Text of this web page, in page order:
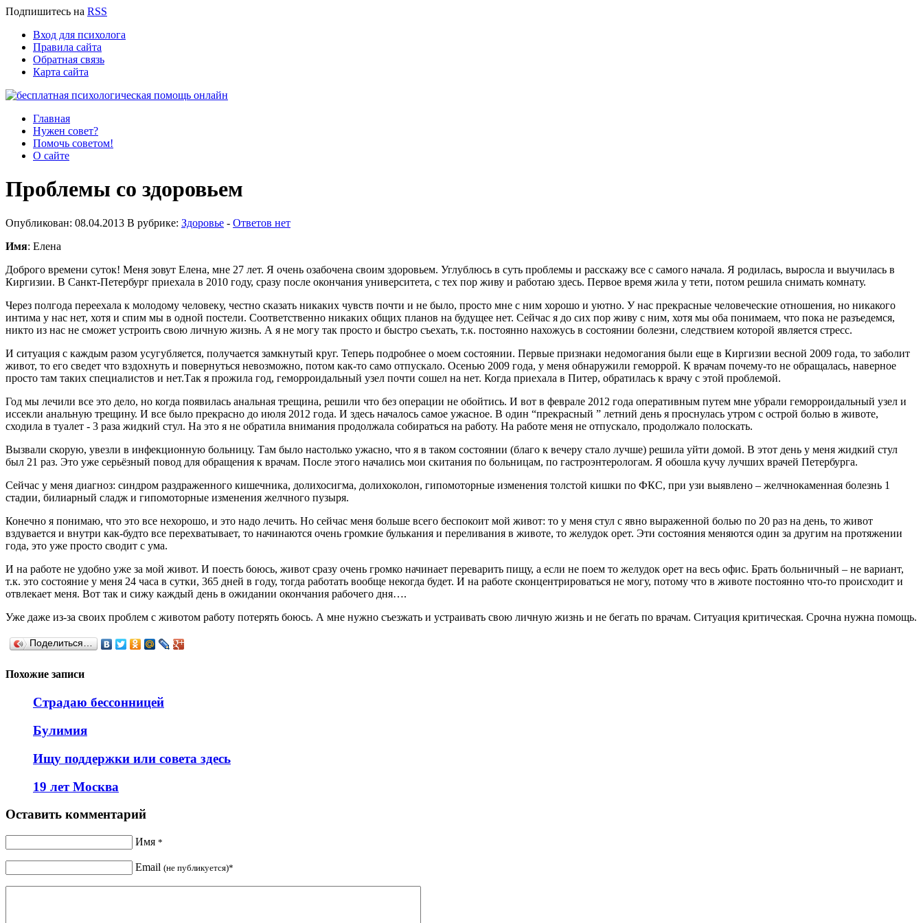
Подпишитесь на RSS
Вход для психолога
Правила сайта
Обратная связь
Карта сайта
Главная
Нужен совет?
Помочь советом!
О сайте
Проблемы со здоровьем
Опубликован: 08.04.2013 В рубрике: Здоровье - Ответов нет
Имя: Елена
Доброго времени суток! Меня зовут Елена, мне 27 лет. Я очень озабочена своим здоровьем. Углублюсь в суть проблемы и расскажу все с самого начала. Я родилась, выросла и выучилась в
Киргизии. В Санкт-Петербург приехала в 2010 году, сразу после окончания университета, с тех пор живу и работаю здесь. Первое время жила у тети, потом решила снимать комнату.
Через полгода переехала к молодому человеку, честно сказать никаких чувств почти и не было, просто мне с ним хорошо и уютно. У нас прекрасные человеческие отношения, но никакого
интима у нас нет, хотя и спим мы в одной постели. Соответственно никаких общих планов на будущее нет. Сейчас я до сих пор живу с ним, хотя мы оба понимаем, что пока не разъедемся,
никто из нас не сможет устроить свою личную жизнь. А я не могу так просто и быстро съехать, т.к. постоянно нахожусь в состоянии болезни, следствием которой является стресс.
И ситуация с каждым разом усугубляется, получается замкнутый круг. Теперь подробнее о моем состоянии. Первые признаки недомогания были еще в Киргизии весной 2009 года, то заболит
живот, то его сведет что вздохнуть и повернуться невозможно, потом как-то само отпускало. Осенью 2009 года, у меня обнаружили геморрой. К врачам почему-то не обращалась, наверное
просто там таких специалистов и нет.Так я прожила год, геморроидальный узел почти сошел на нет. Когда приехала в Питер, обратилась к врачу с этой проблемой.
Год мы лечили все это дело, но когда появилась анальная трещина, решили что без операции не обойтись. И вот в феврале 2012 года оперативным путем мне убрали геморроидальный узел и
иссекли анальную трещину. И все было прекрасно до июля 2012 года. И здесь началось самое ужасное. В один “прекрасный ” летний день я проснулась утром с острой болью в животе,
сходила в туалет - 3 раза жидкий стул. На это я не обратила внимания продолжала собираться на работу. На работе меня не отпускало, продолжало полоскать.
Вызвали скорую, увезли в инфекционную больницу. Там было настолько ужасно, что я в таком состоянии (благо к вечеру стало лучше) решила уйти домой. В этот день у меня жидкий стул
был 21 раз. Это уже серьёзный повод для обращения к врачам. После этого начались мои скитания по больницам, по гастроэнтерологам. Я обошла кучу лучших врачей Петербурга.
Сейчас у меня диагноз: синдром раздраженного кишечника, долихосигма, долихоколон, гипомоторные изменения толстой кишки по ФКС, при узи выявлено – желчнокаменная болезнь 1
стадии, билиарный сладж и гипомоторные изменения желчного пузыря.
Конечно я понимаю, что это все нехорошо, и это надо лечить. Но сейчас меня больше всего беспокоит мой живот: то у меня стул с явно выраженной болью по 20 раз на день, то живот
вздувается и внутри как-будто все перехватывает, то начинаются очень громкие булькания и переливания в животе, то желудок орет. Эти состояния меняются один за другим на протяжении
года, это уже просто сводит с ума.
И на работе не удобно уже за мой живот. И поесть боюсь, живот сразу очень громко начинает переварить пищу, а если не поем то желудок орет на весь офис. Брать больничный – не вариант,
т.к. это состояние у меня 24 часа в сутки, 365 дней в году, тогда работать вообще некогда будет. И на работе сконцентрироваться не могу, потому что в животе постоянно что-то происходит и
отвлекает меня. Вот так и сижу каждый день в ожидании окончания рабочего дня….
Уже даже из-за своих проблем с животом работу потерять боюсь. А мне нужно съезжать и устраивать свою личную жизнь и не бегать по врачам. Ситуация критическая. Срочна нужна помощь.
Поделиться…
Похожие записи
Страдаю бессонницей
Булимия
Ищу поддержки или совета здесь
19 лет Москва
Оставить комментарий
Имя *
Email (не публикуется)*